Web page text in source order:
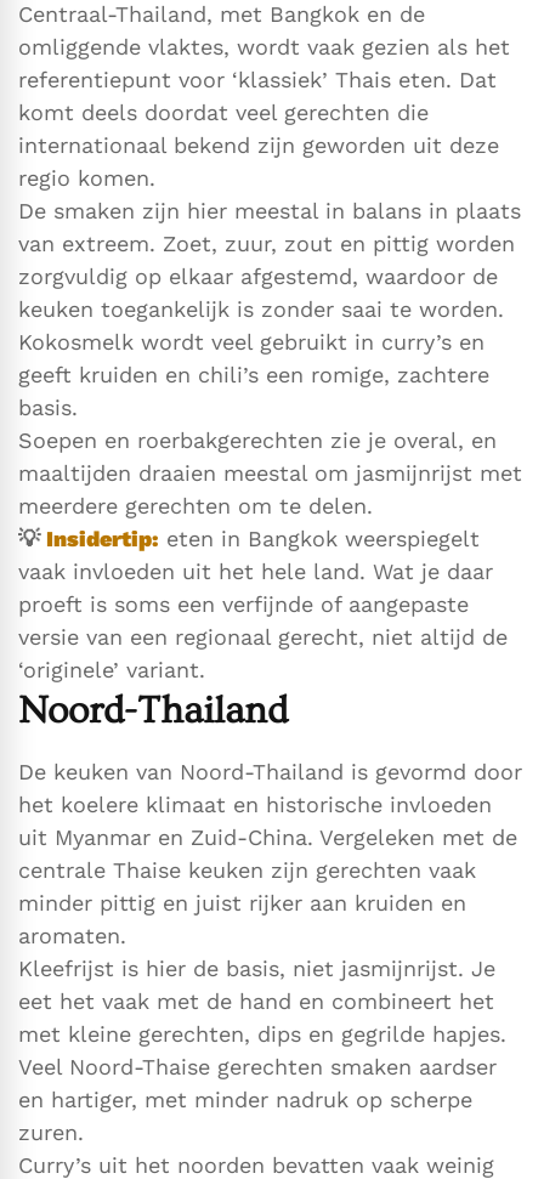
Centraal-Thailand, met Bangkok en de
omliggende vlaktes, wordt vaak gezien als het
referentiepunt voor ‘klassiek’ Thais eten. Dat
komt deels doordat veel gerechten die
internationaal bekend zijn geworden uit deze
regio komen.
De smaken zijn hier meestal in balans in plaats
van extreem. Zoet, zuur, zout en pittig worden
zorgvuldig op elkaar afgestemd, waardoor de
keuken toegankelijk is zonder saai te worden.
Kokosmelk wordt veel gebruikt in curry’s en
geeft kruiden en chili’s een romige, zachtere
basis.
Soepen en roerbakgerechten zie je overal, en
maaltijden draaien meestal om jasmijnrijst met
meerdere gerechten om te delen.
💡Insidertip: eten in Bangkok weerspiegelt
vaak invloeden uit het hele land. Wat je daar
proeft is soms een verfijnde of aangepaste
versie van een regionaal gerecht, niet altijd de
‘originele’ variant.
Noord-Thailand
De keuken van Noord-Thailand is gevormd door
het koelere klimaat en historische invloeden
uit Myanmar en Zuid-China. Vergeleken met de
centrale Thaise keuken zijn gerechten vaak
minder pittig en juist rijker aan kruiden en
aromaten.
Kleefrijst is hier de basis, niet jasmijnrijst. Je
eet het vaak met de hand en combineert het
met kleine gerechten, dips en gegrilde hapjes.
Veel Noord-Thaise gerechten smaken aardser
en hartiger, met minder nadruk op scherpe
zuren.
Curry’s uit het noorden bevatten vaak weinig